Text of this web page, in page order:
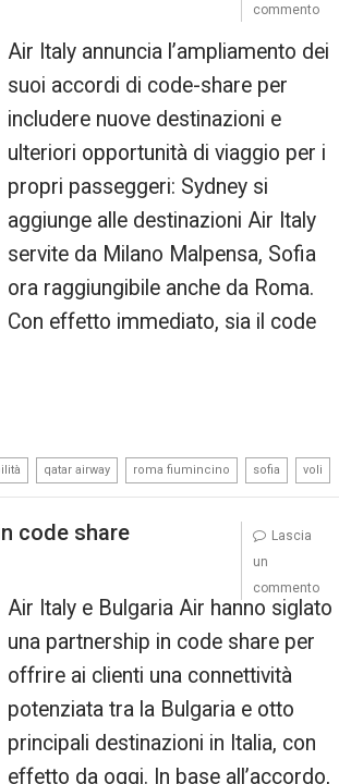
Air Italy annuncia l’ampliamento dei
suoi accordi di code-share per
includere nuove destinazioni e
ulteriori opportunità di viaggio per i
propri passeggeri: Sydney si
aggiunge alle destinazioni Air Italy
servite da Milano Malpensa, Sofia
ora raggiungibile anche da Roma.
Con effetto immediato, sia il code
qatar airway roma fiumincino sofia voli
commento
code share
Air Italy e Bulgaria Air hanno siglato
una partnership in code share per
offrire ai clienti una connettività
potenziata tra la Bulgaria e otto
principali destinazioni in Italia, con
effetto da oggi. In base all’accordo,
Lascia
un
commento